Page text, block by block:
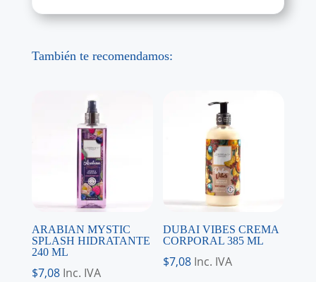
También te recomendamos:
ARABIAN MYSTIC
SPLASH HIDRATANTE
240 ML
$7,08 Inc. IVA
DUBAI VIBES CREMA
CORPORAL 385 ML
$7,08 Inc. IVA